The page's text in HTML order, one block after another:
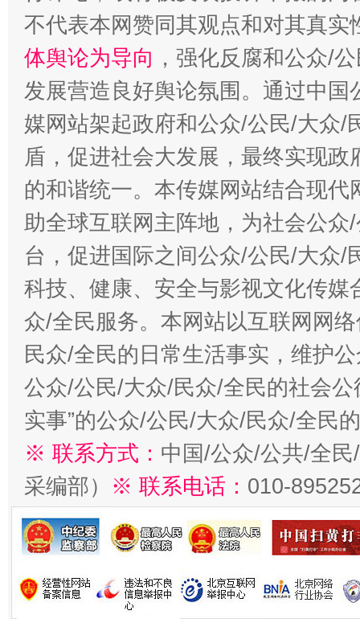
不代表本网赞同其观点和对其真实
体舆论为导向 ，强化反腐和公众/
发展营造良好舆论氛围。通过中
媒网站架起政府和公众/公民/大众/
盾，促进社会大发展，最终实现
的和谐统一。本传媒网站结合现
助全球互联网主阵地，为社会公
台，促进国际之间公众/公民/大众/
科技、健康、安全与影视文化传
众/全民服务。本网站以互联网网
民众/全民的日常生活事实，维护
公众/公民/大众/民众/全民的社会公
实事”的公众/公民/大众/民众/全民
※ 联系方式： 中国/公众/公共/全
采编部） ※ 联系电话： 010-